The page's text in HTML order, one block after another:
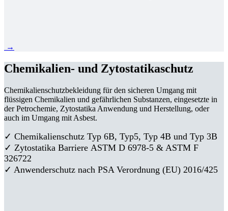
→
Chemikalien- und Zytostatikaschutz
Chemikalienschutzbekleidung für den sicheren Umgang mit
flüssigen Chemikalien und gefährlichen Substanzen, eingesetzte in
der Petrochemie, Zytostatika Anwendung und Herstellung, oder
auch im Umgang mit Asbest.
✓ Chemikalienschutz Typ 6B, Typ5, Typ 4B und Typ 3B
✓ Zytostatika Barriere ASTM D 6978-5 & ASTM F
326722
✓ Anwenderschutz nach PSA Verordnung (EU) 2016/425